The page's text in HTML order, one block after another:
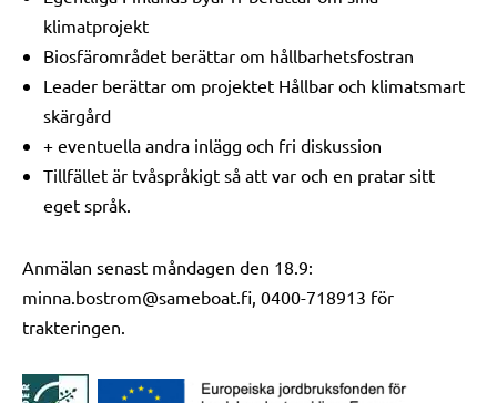
klimatprojekt
Biosfärområdet berättar om hållbarhetsfostran
Leader berättar om projektet Hållbar och klimatsmart
skärgård
+ eventuella andra inlägg och fri diskussion
Tillfället är tvåspråkigt så att var och en pratar sitt
eget språk.
Anmälan senast måndagen den 18.9:
minna.bostrom@sameboat.fi, 0400-718913 för
trakteringen.